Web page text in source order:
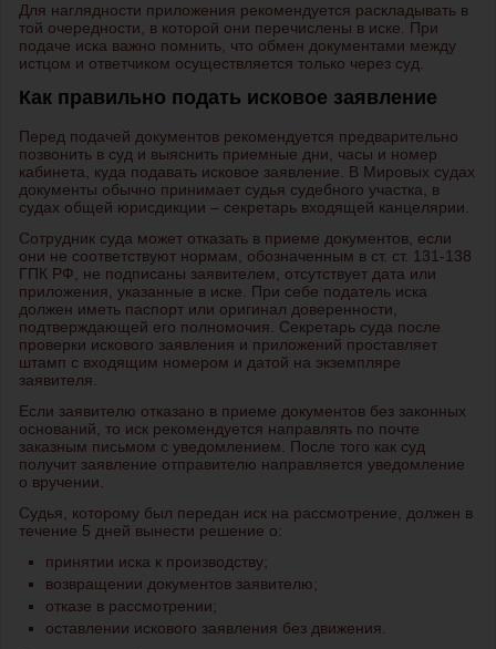
Для наглядности приложения рекомендуется раскладывать в
той очередности, в которой они перечислены в иске. При
подаче иска важно помнить, что обмен документами между
истцом и ответчиком осуществляется только через суд.
Как правильно подать исковое заявление
Перед подачей документов рекомендуется предварительно
позвонить в суд и выяснить приемные дни, часы и номер
кабинета, куда подавать исковое заявление. В Мировых судах
документы обычно принимает судья судебного участка, в
судах общей юрисдикции – секретарь входящей канцелярии.
Сотрудник суда может отказать в приеме документов, если
они не соответствуют нормам, обозначенным в ст. ст. 131-138
ГПК РФ, не подписаны заявителем, отсутствует дата или
приложения, указанные в иске. При себе податель иска
должен иметь паспорт или оригинал доверенности,
подтверждающей его полномочия. Секретарь суда после
проверки искового заявления и приложений проставляет
штамп с входящим номером и датой на экземпляре
заявителя.
Если заявителю отказано в приеме документов без законных
оснований, то иск рекомендуется направлять по почте
заказным письмом с уведомлением. После того как суд
получит заявление отправителю направляется уведомление
о вручении.
Судья, которому был передан иск на рассмотрение, должен в
течение 5 дней вынести решение о:
принятии иска к производству;
возвращении документов заявителю;
отказе в рассмотрении;
оставлении искового заявления без движения.